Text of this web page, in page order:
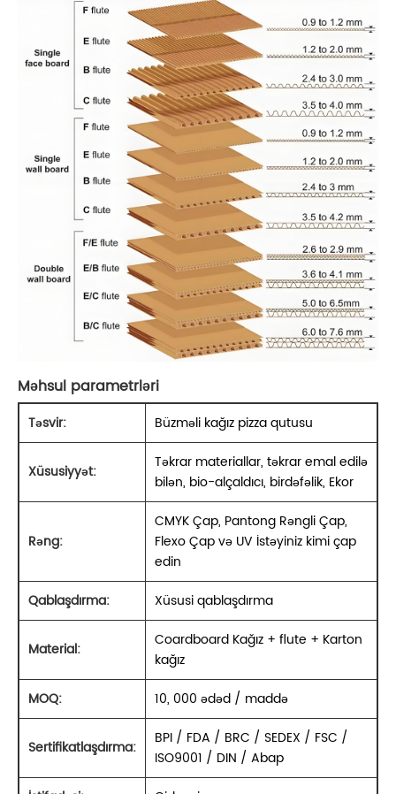
Məhsul parametrləri
Təsvir: Büzməli kağız pizza qutusu
Xüsusiyyət:
Təkrar materiallar, təkrar emal edilə
bilən, bio-alçaldıcı, birdəfəlik, Ekor
Rəng:
CMYK Çap, Pantong Rəngli Çap,
Flexo Çap və UV İstəyiniz kimi çap
edin
Qablaşdırma:
Xüsusi qablaşdırma
Material:
Coardboard Kağız + flute + Karton
kağız
MOQ:
10, 000 ədəd / maddə
Sertifikatlaşdırma:
BPI / FDA / BRC / SEDEX / FSC /
ISO9001 / DIN / Abap